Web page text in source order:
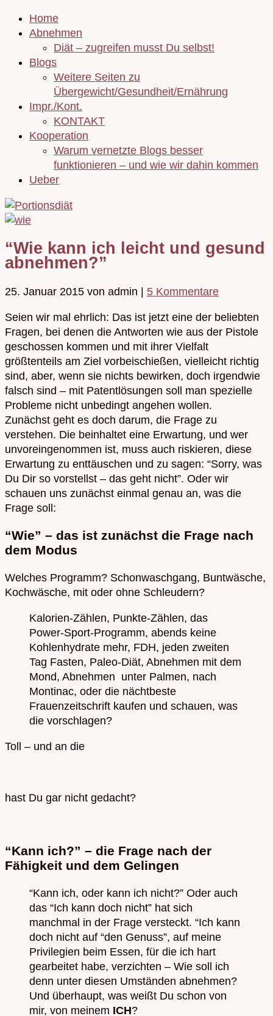
Home
Abnehmen
Diät – zugreifen musst Du selbst!
Blogs
Weitere Seiten zu
Übergewicht/Gesundheit/Ernährung
Impr./Kont.
KONTAKT
Kooperation
Warum vernetzte Blogs besser
funktionieren – und wie wir dahin kommen
Ueber
“Wie kann ich leicht und gesund
abnehmen?”
25. Januar 2015 von admin | 5 Kommentare
Seien wir mal ehrlich: Das ist jetzt eine der beliebten
Fragen, bei denen die Antworten wie aus der Pistole
geschossen kommen und mit ihrer Vielfalt
größtenteils am Ziel vorbeischießen, vielleicht richtig
sind, aber, wenn sie nichts bewirken, doch irgendwie
falsch sind – mit Patentlösungen soll man spezielle
Probleme nicht unbedingt angehen wollen.
Zunächst geht es doch darum, die Frage zu
verstehen. Die beinhaltet eine Erwartung, und wer
unvoreingenommen ist, muss auch riskieren, diese
Erwartung zu enttäuschen und zu sagen: “Sorry, was
Du Dir so vorstellst – das geht nicht”. Oder wir
schauen uns zunächst einmal genau an, was die
Frage soll:
“Wie” – das ist zunächst die Frage nach
dem Modus
Welches Programm? Schonwaschgang, Buntwäsche,
Kochwäsche, mit oder ohne Schleudern?
Kalorien-Zählen, Punkte-Zählen, das
Power-Sport-Programm, abends keine
Kohlenhydrate mehr, FDH, jeden zweiten
Tag Fasten, Paleo-Diät, Abnehmen mit dem
Mond, Abnehmen unter Palmen, nach
Montinac, oder die nächtbeste
Frauenzeitschrift kaufen und schauen, was
die vorschlagen?
Toll – und an die
hast Du gar nicht gedacht?
“Kann ich?” – die Frage nach der
Fähigkeit und dem Gelingen
“Kann ich, oder kann ich nicht?” Oder auch
das “Ich kann doch nicht” hat sich
manchmal in der Frage versteckt. “Ich kann
doch nicht auf “den Genuss”, auf meine
Privilegien beim Essen, für die ich hart
gearbeitet habe, verzichten – Wie soll ich
denn unter diesen Umständen abnehmen?
Und überhaupt, was weißt Du schon von
mir, von meinem ICH?